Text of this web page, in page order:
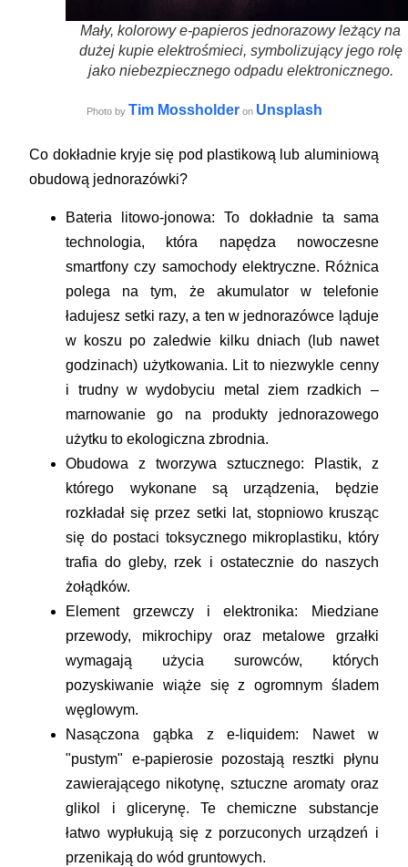
Mały, kolorowy e-papieros jednorazowy leżący na
dużej kupie elektrośmieci, symbolizujący jego rolę
jako niebezpiecznego odpadu elektronicznego.
Photo by Tim Mossholderon Unsplash
Co dokładnie kryje się pod plastikową lub aluminiową
obudową jednorazówki?
Bateria litowo-jonowa: To dokładnie ta sama
technologia, która napędza nowoczesne
smartfony czy samochody elektryczne. Różnica
polega na tym, że akumulator w telefonie
ładujesz setki razy, a ten w jednorazówce ląduje
w koszu po zaledwie kilku dniach (lub nawet
godzinach) użytkowania. Lit to niezwykle cenny
i trudny w wydobyciu metal ziem rzadkich –
marnowanie go na produkty jednorazowego
użytku to ekologiczna zbrodnia.
Obudowa z tworzywa sztucznego: Plastik, z
którego wykonane są urządzenia, będzie
rozkładał się przez setki lat, stopniowo krusząc
się do postaci toksycznego mikroplastiku, który
trafia do gleby, rzek i ostatecznie do naszych
żołądków.
Element grzewczy i elektronika: Miedziane
przewody, mikrochipy oraz metalowe grzałki
wymagają użycia surowców, których
pozyskiwanie wiąże się z ogromnym śladem
węglowym.
Nasączona gąbka z e-liquidem: Nawet w
"pustym" e-papierosie pozostają resztki płynu
zawierającego nikotynę, sztuczne aromaty oraz
glikol i glicerynę. Te chemiczne substancje
łatwo wypłukują się z porzuconych urządzeń i
przenikają do wód gruntowych.